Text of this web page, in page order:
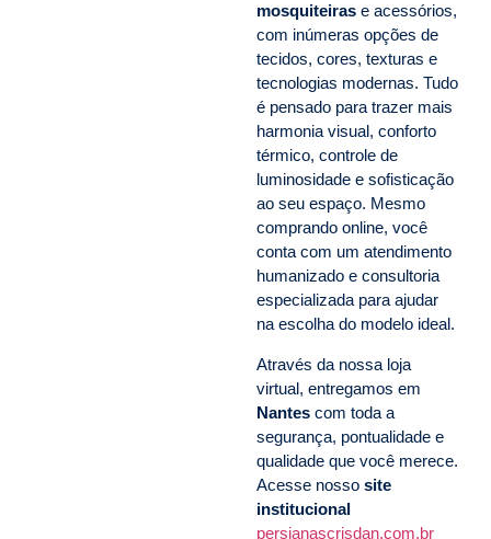
mosquiteiras e acessórios,
com inúmeras opções de
tecidos, cores, texturas e
tecnologias modernas. Tudo
é pensado para trazer mais
harmonia visual, conforto
térmico, controle de
luminosidade e sofisticação
ao seu espaço. Mesmo
comprando online, você
conta com um atendimento
humanizado e consultoria
especializada para ajudar
na escolha do modelo ideal.
Através da nossa loja
virtual, entregamos em
Nantes com toda a
segurança, pontualidade e
qualidade que você merece.
Acesse nosso site
institucional
persianascrisdan.com.br